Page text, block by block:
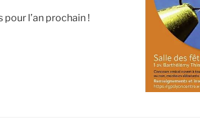
l’an prochain !